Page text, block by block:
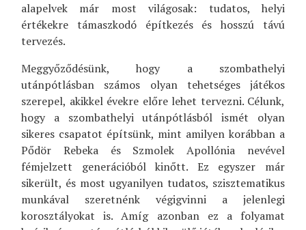
alapelvek már most világosak: tudatos, helyi
értékekre támaszkodó építkezés és hosszú távú
tervezés.
Meggyőződésünk, hogy a szombathelyi
utánpótlásban számos olyan tehetséges játékos
szerepel, akikkel évekre előre lehet tervezni. Célunk,
hogy a szombathelyi utánpótlásból ismét olyan
sikeres csapatot építsünk, mint amilyen korábban a
Pődör Rebeka és Szmolek Apollónia nevével
fémjelzett generációból kinőtt. Ez egyszer már
sikerült, és most ugyanilyen tudatos, szisztematikus
munkával szeretnénk végigvinni a jelenlegi
korosztályokat is. Amíg azonban ez a folyamat